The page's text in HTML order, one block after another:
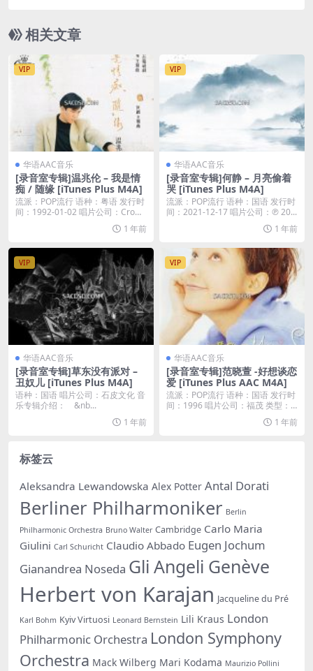
相关文章
VIP
华语AAC音乐
[录音室专辑]温兆伦 – 我是情
痴 / 随缘 [iTunes Plus M4A]
流派：POP流行 语种：粤语 发行时
间：1992-01-02 唱片公司：Cro
1 年前
VIP
华语AAC音乐
[录音室专辑]何静 – 月亮偷着
哭 [iTunes Plus M4A]
流派：POP流行 语种：国语 发行时
间：2021-12-17 唱片公司：℗ 20...
1 年前
VIP
华语AAC音乐
[录音室专辑]草东没有派对 –
丑奴儿 [iTunes Plus M4A]
语种：国语 唱片公司：石皮文化 音
乐专辑介绍： &nb...
1 年前
VIP
华语AAC音乐
[录音室专辑]范晓萱 -好想谈恋
爱 [iTunes Plus AAC M4A]
流派：POP流行 语种：国语 发行时
间：1996 唱片公司：福茂 类型：
1 年前
标签云
Aleksandra Lewandowska Alex Potter Antal Dorati
Berliner Philharmoniker Berlin
Philharmonic Orchestra Bruno Walter Cambridge Carlo Maria
Giulini Carl Schuricht Claudio Abbado Eugen Jochum
Gianandrea Noseda Gli Angeli Genève
Herbert von Karajan Jacqueline du Pré
Karl Bohm Kyiv Virtuosi Leonard Bernstein Lili Kraus London
Philharmonic Orchestra London Symphony
Orchestra Mack Wilberg Mari Kodama Maurizio Pollini